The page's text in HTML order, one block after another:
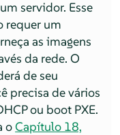
servidor. Esse
requer um
as imagens
da rede. O
de seu
precisa de vários
ou boot PXE.
oCapítulo 18,